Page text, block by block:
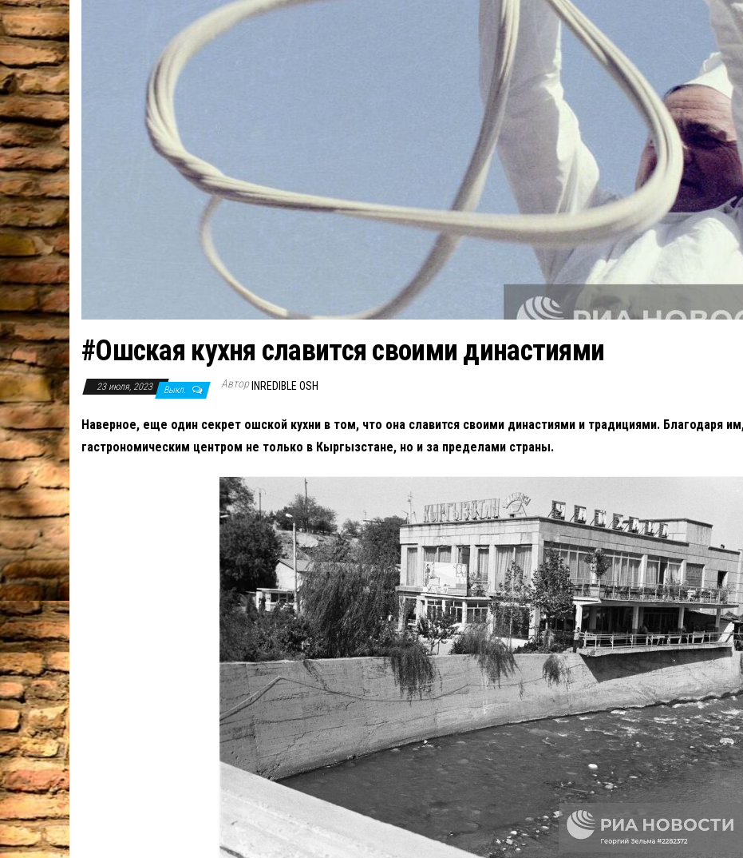
#Ошская кухня славится своими династиями
23 июля, 2023 Выкл. Автор INREDIBLE OSH
Наверное, еще один секрет ошской кухни в том, что она славится своими династиями и традициями. Благодаря
гастрономическим центром не только в Кыргызстане, но и за пределами страны.